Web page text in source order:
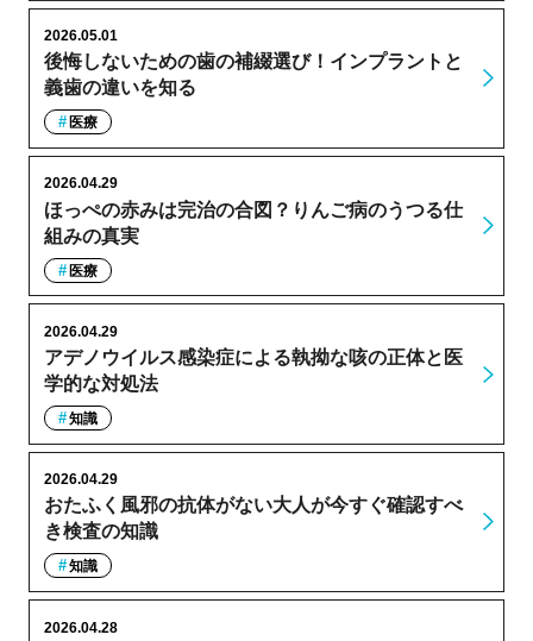
後悔しないための歯の補綴選び！インプラントと
義歯の違いを知る
2026.05.01
医療
ほっぺの赤みは完治の合図？りんご病のうつる仕
組みの真実
2026.04.29
医療
アデノウイルス感染症による執拗な咳の正体と医
学的な対処法
2026.04.29
知識
おたふく風邪の抗体がない大人が今すぐ確認すべ
き検査の知識
2026.04.29
知識
2026.04.28